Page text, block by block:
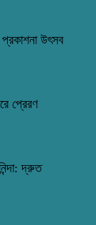
প্রকাশনা উৎসব
প্রেরণ
দ্রুত